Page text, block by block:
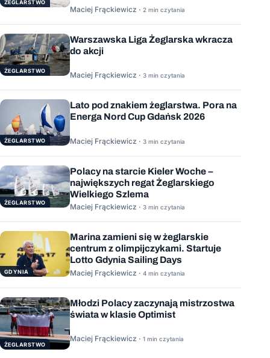
ŻEGLARSTWO
Maciej Frąckiewicz · 2 min czytania
ŻEGLARSTWO
Warszawska Liga Żeglarska wkracza
do akcji
Maciej Frąckiewicz · 3 min czytania
ŻEGLARSTWO
Lato pod znakiem żeglarstwa. Pora na
Energa Nord Cup Gdańsk 2026
Maciej Frąckiewicz · 3 min czytania
ŻEGLARSTWO
Polacy na starcie Kieler Woche –
największych regat Żeglarskiego
Wielkiego Szlema
Maciej Frąckiewicz · 3 min czytania
GDYNIA
Marina zamieni się w żeglarskie
centrum z olimpijczykami. Startuje
Lotto Gdynia Sailing Days
Maciej Frąckiewicz · 4 min czytania
ŻEGLARSTWO
Młodzi Polacy zaczynają mistrzostwa
świata w klasie Optimist
Maciej Frąckiewicz · 1 min czytania